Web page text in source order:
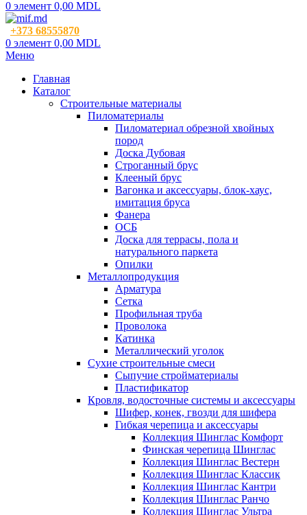
0 элемент 0,00 MDL
+373 68555870
0 элемент 0,00 MDL
Меню
Главная
Каталог
Строительные материалы
Пиломатериалы
Пиломатериал обрезной хвойных
пород
Доска Дубовая
Строганный брус
Клееный брус
Вагонка и аксессуары, блок-хаус,
имитация бруса
Фанера
ОСБ
Доска для террасы, пола и
натурального паркета
Опилки
Металлопродукция
Арматура
Сетка
Профильная труба
Проволока
Катинка
Металлический уголок
Сухие строительные смеси
Сыпучие стройматериалы
Пластификатор
Кровля, водосточные системы и аксессуары
Шифер, конек, гвозди для шифера
Гибкая черепица и аксессуары
Коллекция Шинглас Комфорт
Финская черепица Шинглас
Коллекция Шинглас Вестерн
Коллекция Шинглас Классик
Коллекция Шинглас Кантри
Коллекция Шинглас Ранчо
Коллекция Шинглас Ультра